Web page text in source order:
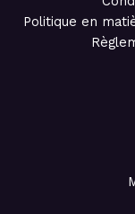
Politique en